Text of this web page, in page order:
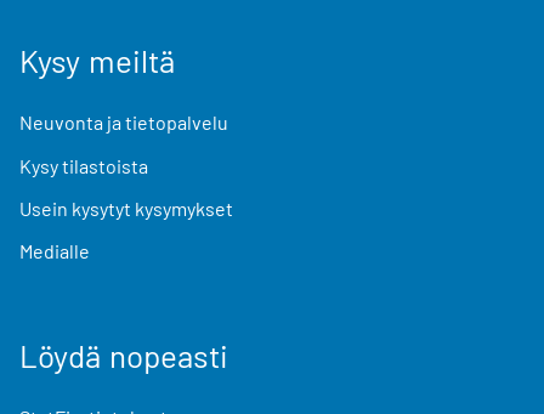
Kysy meiltä
Neuvonta ja tietopalvelu
Kysy tilastoista
Usein kysytyt kysymykset
Medialle
Löydä nopeasti